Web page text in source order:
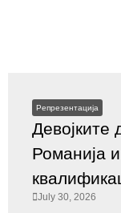
Репрезентација
Девојките
Романија
July 30, 2026